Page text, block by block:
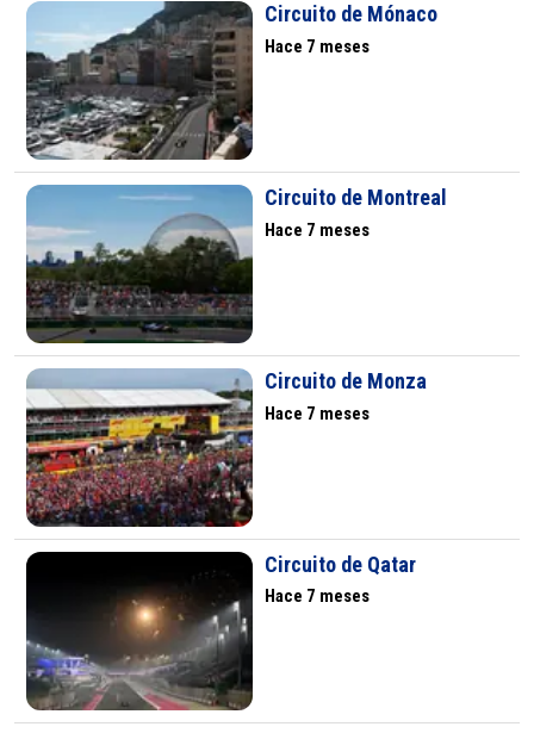
Circuito de Mónaco
Hace 7 meses
Circuito de Montreal
Hace 7 meses
Circuito de Monza
Hace 7 meses
Circuito de Qatar
Hace 7 meses